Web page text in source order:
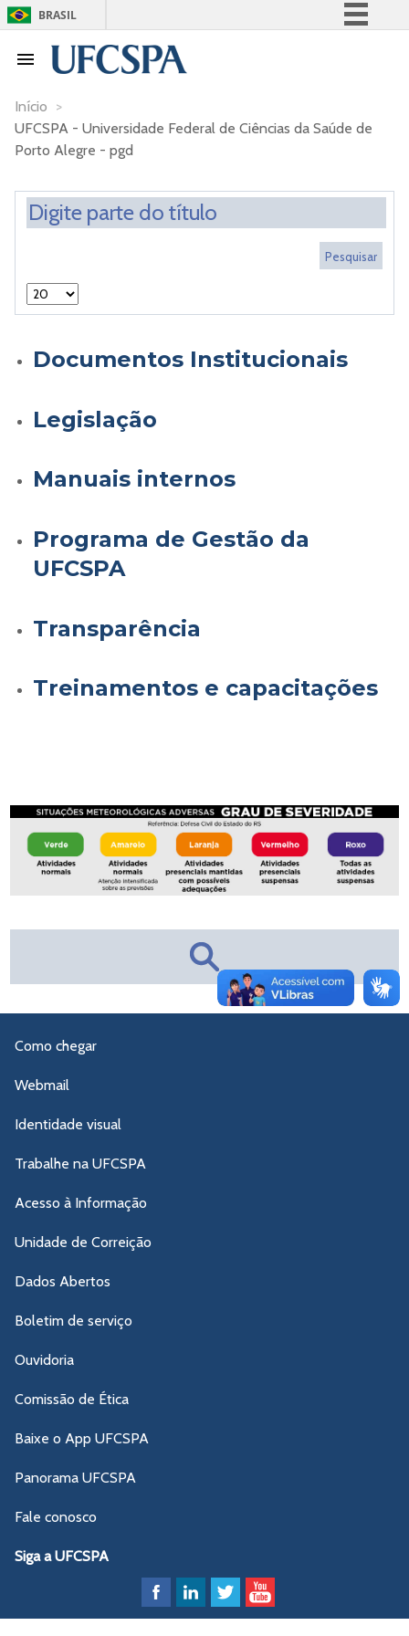
BRASIL
Acesso à informação
Canais
Início >
UFCSPA - Universidade Federal de Ciências da Saúde de
Porto Alegre - pgd
Documentos Institucionais
Legislação
Manuais internos
Programa de Gestão da
UFCSPA
Transparência
Treinamentos e capacitações
Como chegar
Webmail
Identidade visual
Trabalhe na UFCSPA
Acesso à Informação
Unidade de Correição
Dados Abertos
Boletim de serviço
Ouvidoria
Comissão de Ética
Baixe o App UFCSPA
Panorama UFCSPA
Fale conosco
Siga a UFCSPA